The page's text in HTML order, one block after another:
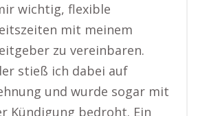
wichtig, flexible
mit meinem
zu vereinbaren.
stieß ich dabei auf
und wurde sogar mit
Kündigung bedroht. Ein